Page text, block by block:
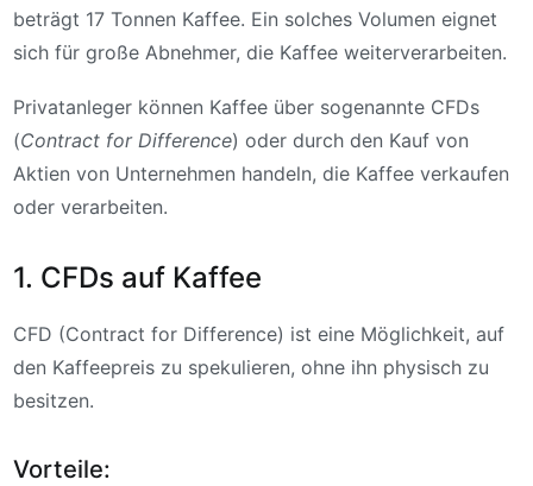
beträgt 17 Tonnen Kaffee. Ein solches Volumen eignet
sich für große Abnehmer, die Kaffee weiterverarbeiten.
Privatanleger können Kaffee über sogenannte CFDs
(Contract for Difference) oder durch den Kauf von
Aktien von Unternehmen handeln, die Kaffee verkaufen
oder verarbeiten.
1. CFDs auf Kaffee
CFD (Contract for Difference) ist eine Möglichkeit, auf
den Kaffeepreis zu spekulieren, ohne ihn physisch zu
besitzen.
Vorteile: